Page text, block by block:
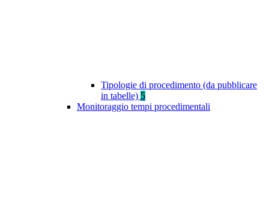
Tipologie di procedimento (da pubblicare
in tabelle) 5
Monitoraggio tempi procedimentali